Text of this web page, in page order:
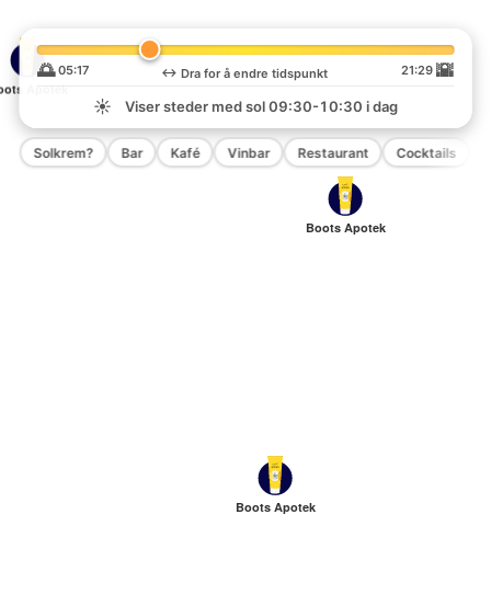
Boots Apotek
Boots Apotek
Apotek
🌅 05:17 ↔️ Dra for å endre tidspunkt 21:29 🌇
☀️
Viser steder med sol09:30-10:30 i dag
Solkrem? Bar Kafé Vinbar Restaurant Cocktails